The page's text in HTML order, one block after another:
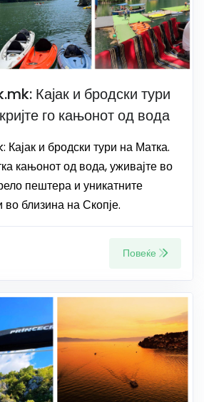
Кајак и бродски тури
го кањонот од вода
и бродски тури на Матка.
кањонот од вода, уживајте во
пештера и уникатните
близина на Скопје.
Повеќе